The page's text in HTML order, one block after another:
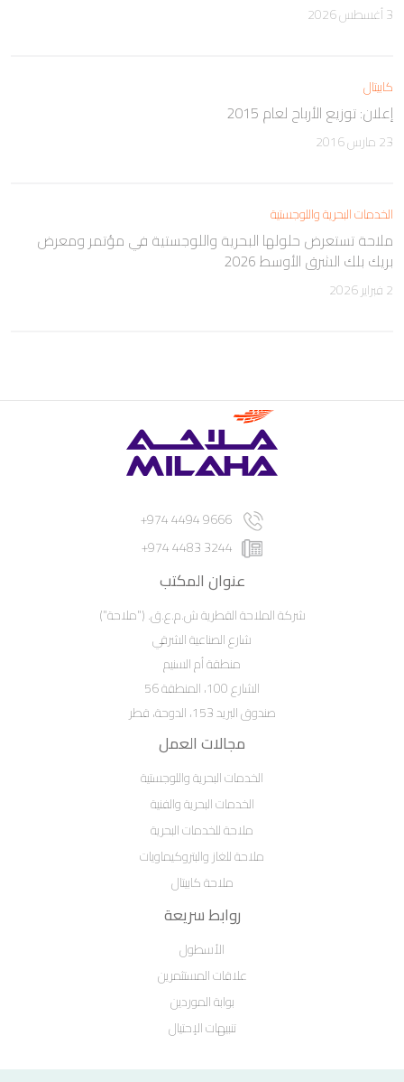
3 أغسطس 2026
كابيتال
إعلان: توزيع الأرباح لعام 2015
23 مارس 2016
الخدمات البحرية واللوجستية
ملاحة تستعرض حلولها البحرية واللوجستية في مؤتمر ومعرض
بريك بلك الشرق الأوسط 2026
2 فبراير 2026
9666 4494 974+
3244 4483 974+
عنوان المكتب
شركة الملاحة القطرية ش.م.ع.ق. ("ملاحة")
شارع الصناعية الشرقي
منطقة أم السنيم
الشارع 100، المنطقة 56
صندوق البريد 153، الدوحة، قطر
مجالات العمل
الخدمات البحرية واللوجستية
الخدمات البحرية والفنية
ملاحة للخدمات البحرية
ملاحة للغاز والبتروكيماويات
ملاحة كابيتال
روابط سريعة
الأسطول
علاقات المستثمرين
بوابة الموردين
تنبيهات الإحتيال